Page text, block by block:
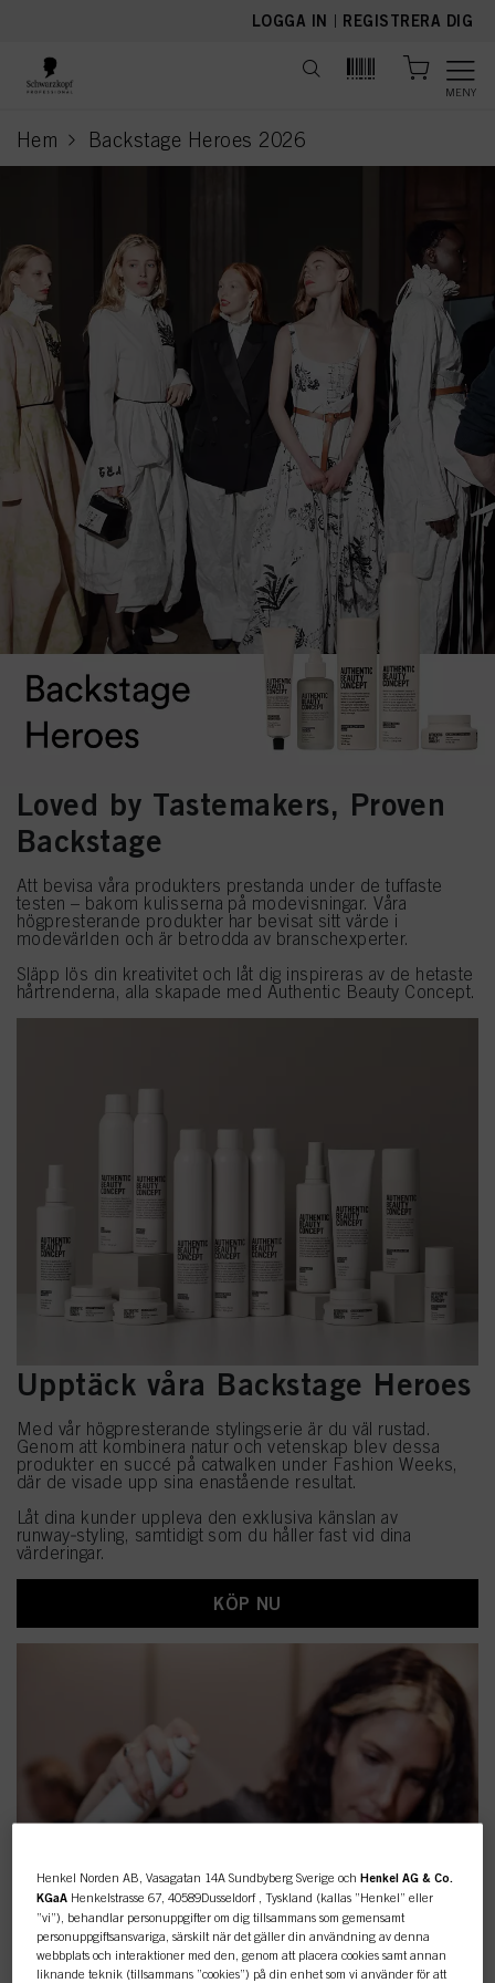
LOGGA IN | REGISTRERA DIG
MENY
Hem Backstage Heroes 2026
current page
Loved by Tastemakers, Proven
Backstage
Att bevisa våra produkters prestanda under de tuffaste
testen – bakom kulisserna på modevisningar. Våra
högpresterande produkter har bevisat sitt värde i
modevärlden och är betrodda av branschexperter.
Släpp lös din kreativitet och låt dig inspireras av de hetaste
hårtrenderna, alla skapade med Authentic Beauty Concept.
Upptäck våra Backstage Heroes
Med vår högpresterande stylingserie är du väl rustad.
Genom att kombinera natur och vetenskap blev dessa
produkter en succé på catwalken under Fashion Weeks,
där de visade upp sina enastående resultat.
Låt dina kunder uppleva den exklusiva känslan av
runway‑styling, samtidigt som du håller fast vid dina
värderingar.
KÖP NU
Henkel Norden AB, Vasagatan 14A Sundbyberg Sverige ochHenkel AG & Co.
KGaA Henkelstrasse 67, 40589Dusseldorf , Tyskland (kallas ”Henkel” eller
”vi”), behandlar personuppgifter om dig tillsammans som gemensamt
personuppgiftsansvariga, särskilt när det gäller din användning av denna
webbplats och interaktioner med den, genom att placera cookies samt annan
liknande teknik (tillsammans ”cookies”) på din enhet som vi använder för att